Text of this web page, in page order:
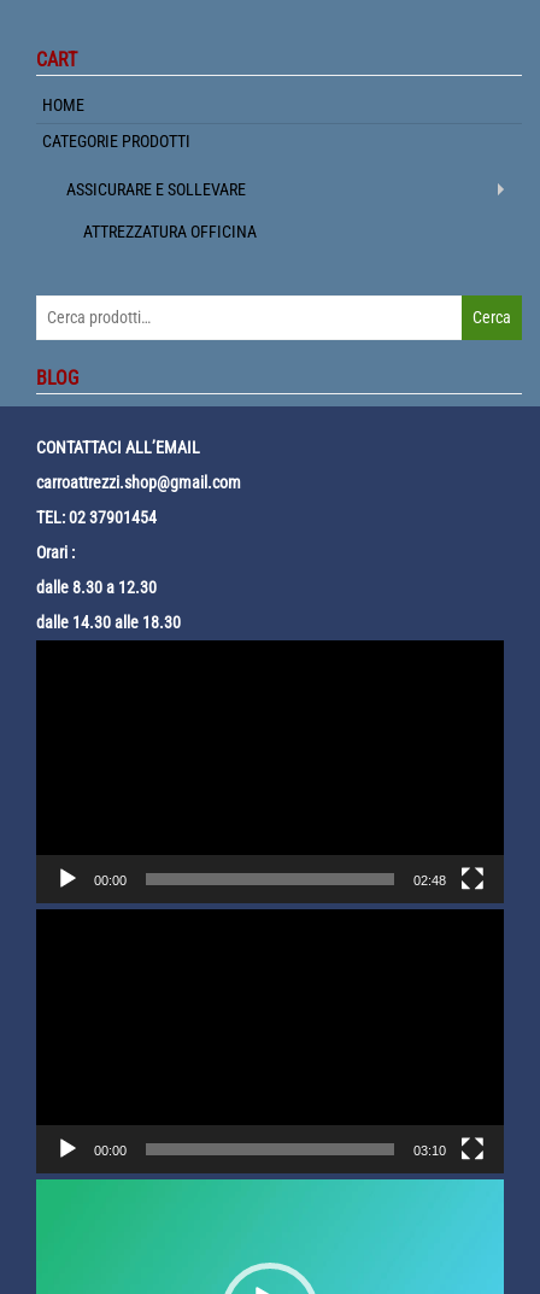
CART
HOME
CATEGORIE PRODOTTI
ASSICURARE E SOLLEVARE
ATTREZZATURA OFFICINA
Cerca
BLOG
CONTATTACI ALL’EMAIL
carroattrezzi.shop@gmail.com
TEL: 02 37901454
Orari :
dalle 8.30 a 12.30
dalle 14.30 alle 18.30
00:00 02:48
00:00 03:10